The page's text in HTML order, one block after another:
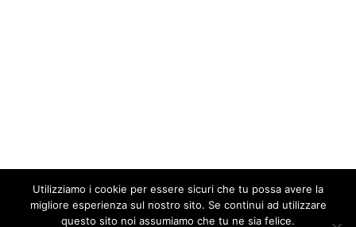
Utilizziamo i cookie per essere sicuri che tu possa avere la
migliore esperienza sul nostro sito. Se continui ad utilizzare
questo sito noi assumiamo che tu ne sia felice.